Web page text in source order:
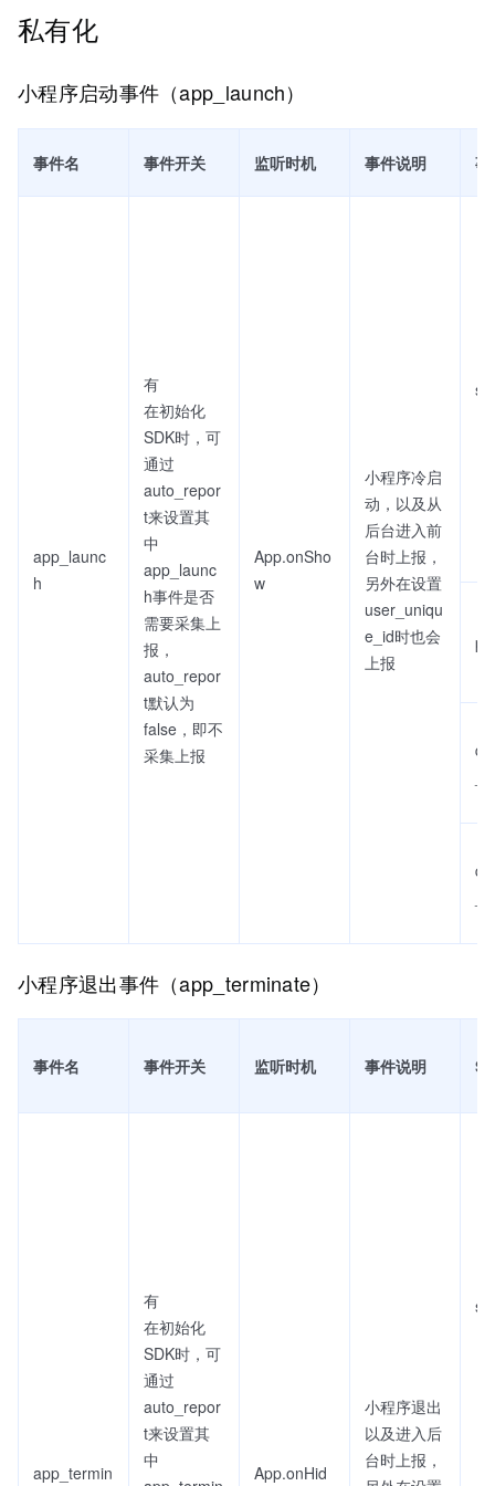
私有化
小程序启动事件（app_launch）
事件名 事件开关 监听时机 事件说明 事
app_launc
h
有
在初始化
SDK时，可
通过
auto_repor
t来设置其
中
app_launc
h事件是否
需要采集上
报，
auto_repor
t默认为
false，即不
采集上报
App.onSho
w
小程序冷启
动，以及从
后台进入前
台时上报，
另外在设置
user_uniqu
e_id时也会
上报
小程序退出事件（app_terminate）
事件名 事件开关 监听时机 事件说明
app_termin
有
在初始化
SDK时，可
通过
auto_repor
t来设置其
中
App.onHid
小程序退出
以及进入后
台时上报，